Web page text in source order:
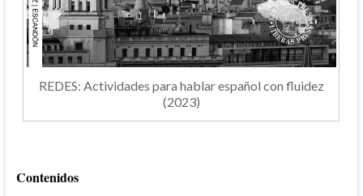
REDES: Actividades para hablar español con fluidez
(2023)
Contenidos